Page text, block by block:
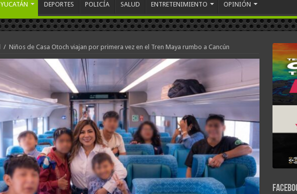
YUCATÁN DEPORTES POLICÍA SALUD ENTRETENIMIENTO OPINIÓN
/ Niños de Casa Otoch viajan por primera vez en el Tren Maya rumbo a Cancún